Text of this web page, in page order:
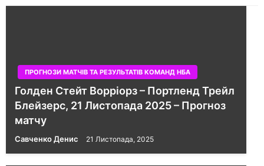
ПРОГНОЗИ МАТЧІВ ТА РЕЗУЛЬТАТІВ КОМАНД НБА
Голден Стейт Ворріорз – Портленд Трейл
Блейзерс, 21 Листопада 2025 – Прогноз
матчу
Савченко Денис 21 Листопада, 2025